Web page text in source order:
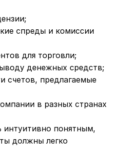
спреды и комиссии
для торговли;
денежных средств;
счетов, предлагаемые
в разных странах
понятным,
должны легко